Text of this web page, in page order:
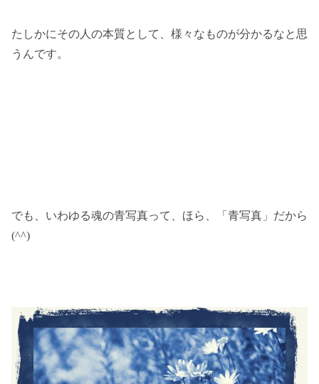
たしかにその人の本質として、様々なものが分かるなと思
うんです。
でも、いわゆる魂の青写真って、ほら、「青写真」だから
(^^)